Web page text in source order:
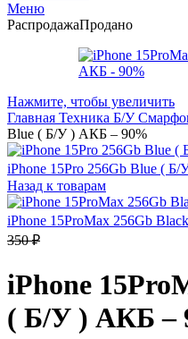
Меню
РаспродажаПродано
Нажмите, чтобы увеличить
Главная Техника Б/У
Blue ( Б/У ) АКБ – 90%
iPhone 15Pro 256Gb Blue (
Назад к товарам
iPhone 15ProMax 256Gb
350₽
iPhone
( Б/У ) АКБ –